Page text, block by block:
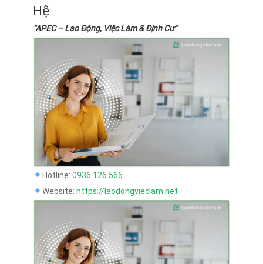
Hệ
“APEC – Lao Động, Việc Làm & Định Cư”
Hotline: 0936 126 566
Website: https://laodongvieclam.net